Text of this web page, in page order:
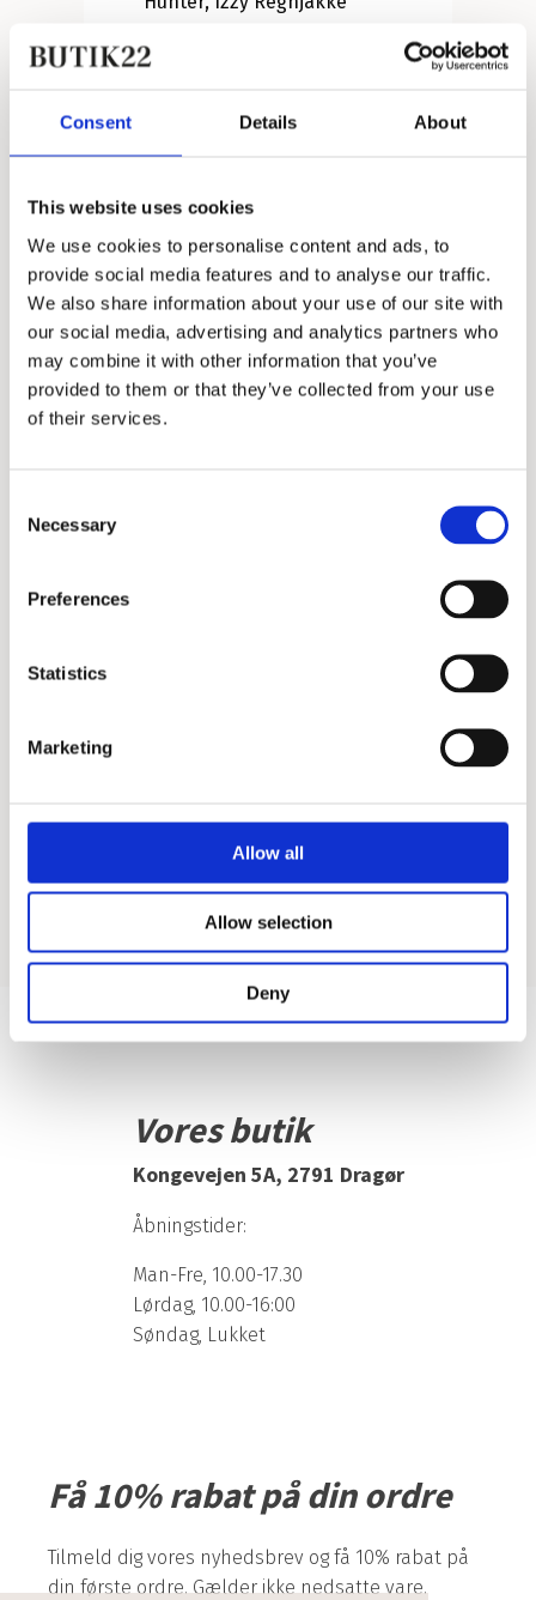
Consent Details About
This website uses cookies
We use cookies to personalise content and ads, to
provide social media features and to analyse our traffic.
We also share information about your use of our site with
our social media, advertising and analytics partners who
may combine it with other information that you’ve
provided to them or that they’ve collected from your use
of their services.
Selection
Necessary
Preferences
Statistics
Marketing
Allow all
Allow selection
Deny
849,00 kr.
SALE
1.600,00 kr.1.120,00 kr.
Vores butik
Kongevejen 5A, 2791 Dragør
Åbningstider:
Man-Fre, 10.00-17.30
Lørdag, 10.00-16:00
Søndag, Lukket
Få 10% rabat på din ordre
Tilmeld dig vores nyhedsbrev og få 10% rabat på
din første ordre. Gælder ikke nedsatte vare.